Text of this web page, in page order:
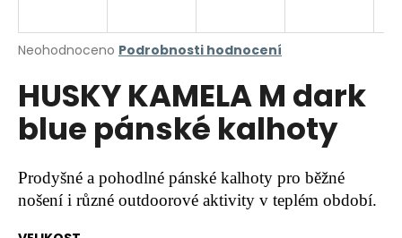
Průměrné
produktu
je
0,0
hvězdiček.
Neohodnoceno Podrobnosti hodnocení
HUSKY KAMELA M dark
blue pánské kalhoty
Prodyšné a pohodlné pánské kalhoty pro běžné
nošení i různé outdoorové aktivity v teplém období.
j
t
?
HLEDAT